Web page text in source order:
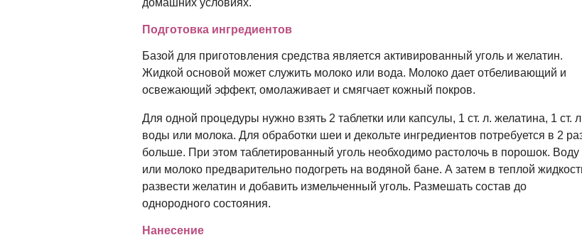
Подготовка ингредиентов
Базой для приготовления средства является активированный уголь и желатин.
Жидкой основой может служить молоко или вода. Молоко дает отбеливающий и
освежающий эффект, омолаживает и смягчает кожный покров.
Для одной процедуры нужно взять 2 таблетки или капсулы, 1 ст. л. желатина, 1 ст.
воды или молока. Для обработки шеи и декольте ингредиентов потребуется в 2
больше. При этом таблетированный уголь необходимо растолочь в порошок. Воду
или молоко предварительно подогреть на водяной бане. А затем в теплой
развести желатин и добавить измельченный уголь. Размешать состав до
однородного состояния.
Нанесение